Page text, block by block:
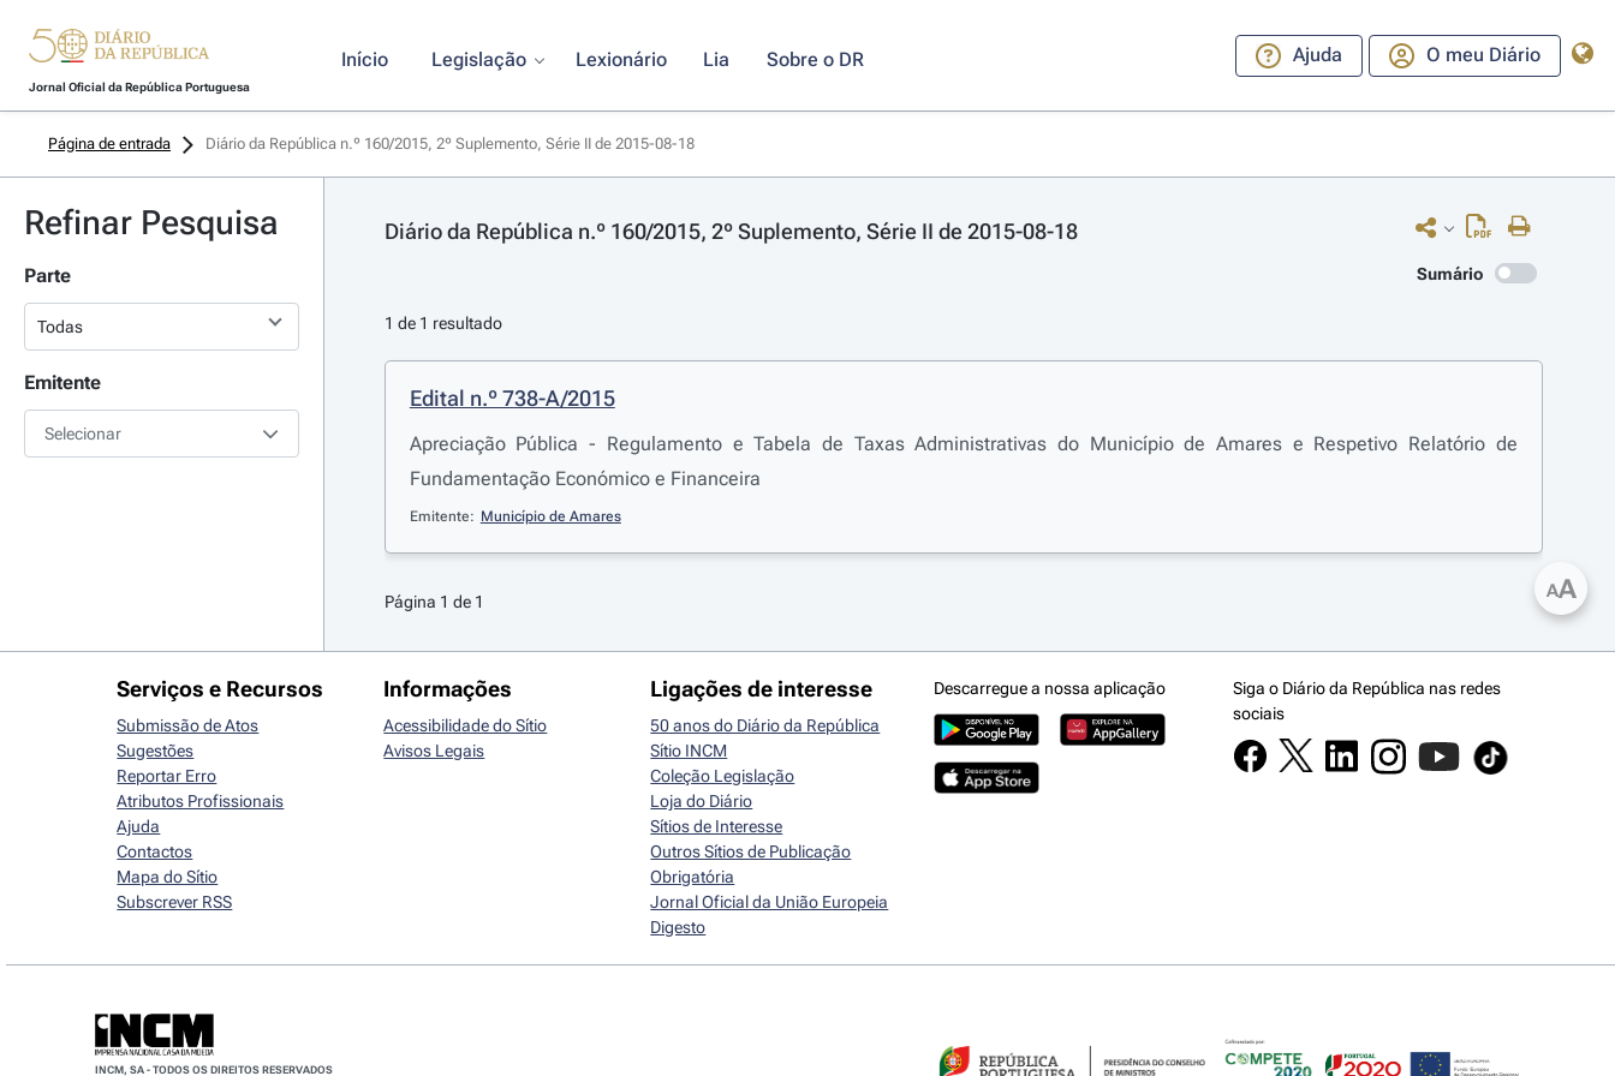
Jornal Oficial da República Portuguesa
Início Legislação Lexionário Lia Sobre o DR Ajuda O meu Diário
Página de entrada Diário da República n.º 160/2015, 2º Suplemento, Série II de 2015-08-18
Refinar Pesquisa
Parte
Emitente
Selecionar
Diário da República n.º 160/2015, 2º Suplemento, Série II de 2015-08-18
Sumário
1 de 1 resultado
Edital n.º 738-A/2015
Apreciação Pública - Regulamento e Tabela de Taxas Administrativas do Município de Amares e Respetivo Relatório de
Fundamentação Económico e Financeira
Emitente: Município de Amares
Página 1 de 1 AA
Serviços e Recursos
Submissão de Atos
Sugestões
Reportar Erro
Atributos Profissionais
Ajuda
Contactos
Mapa do Sítio
Subscrever RSS
Informações
Acessibilidade do Sítio
Avisos Legais
Ligações de interesse
50 anos do Diário da República
Sítio INCM
Coleção Legislação
Loja do Diário
Sítios de Interesse
Outros Sítios de Publicação
Obrigatória
Jornal Oficial da União Europeia
Digesto
Descarregue a nossa aplicação
Siga o Diário da República nas redes
sociais
INCM, SA - TODOS OS DIREITOS RESERVADOS